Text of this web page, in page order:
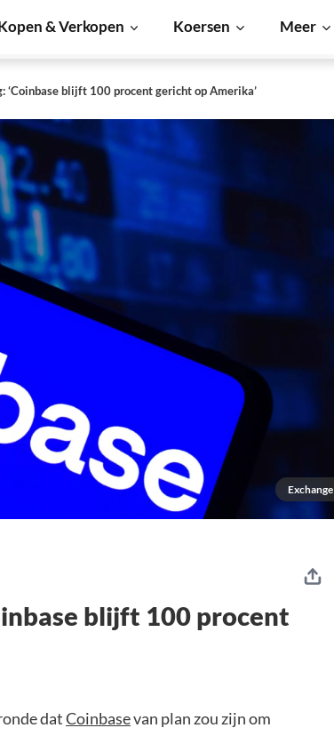
& Verkopen Koersen Meer
‘Coinbase blijft 100 procent gericht op Amerika’
Exchange
blijft 100 procent
datCoinbasevan plan zou zijn om